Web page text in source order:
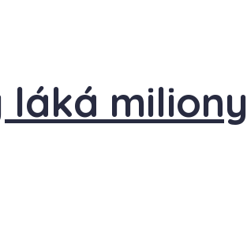
láká miliony